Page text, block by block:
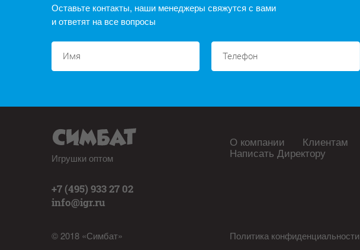
Оставьте контакты, наши менеджеры свяжутся с вами
и ответят на все вопросы
Игрушки оптом
+7 (495) 933 27 02
info@igr.ru
© 2018 «Симбат»
О компании Клиентам
Написать Директору
Политика конфиденциальности